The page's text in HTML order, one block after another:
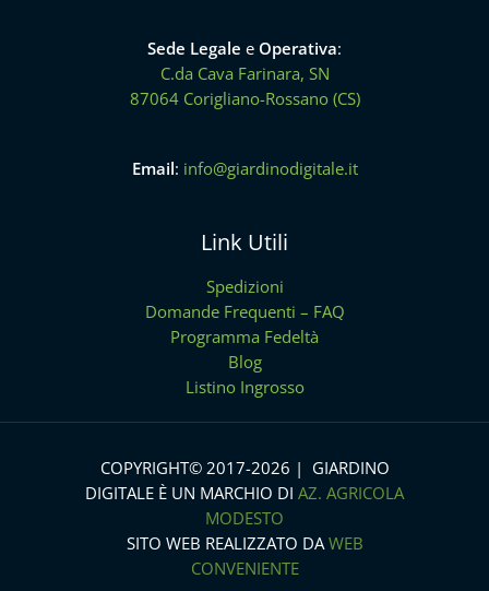
Sede Legale e Operativa:
C.da Cava Farinara, SN
87064 Corigliano-Rossano (CS)
Email: info@giardinodigitale.it
Link Utili
Spedizioni
Domande Frequenti – FAQ
Programma Fedeltà
Blog
Listino Ingrosso
COPYRIGHT© 2017-2026 | GIARDINO
DIGITALE È UN MARCHIO DI AZ. AGRICOLA
MODESTO
SITO WEB REALIZZATO DAWEB
CONVENIENTE